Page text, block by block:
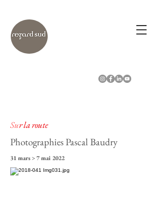
Sur la route
Photographies Pascal Baudry
31 mars > 7 mai 2022